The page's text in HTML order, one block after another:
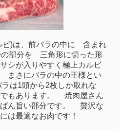
)は、前バラの中に 含まれ
の部分を 三角形に切った形
シが入りやすく極上カルビ
さにバラの中の王様とい
は1頭から2枚しか取れな
もあります。 焼肉屋さん
ばん旨い部分です。 贅沢な
は最適なお肉です！